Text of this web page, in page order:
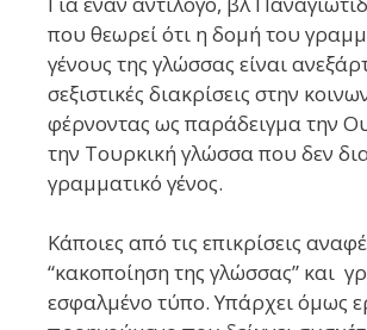
που θεωρεί ότι η δομή του
γένους της γλώσσας είναι
σεξιστικές διακρίσεις στην
φέρνοντας ως παράδειγμα την
την Τουρκική γλώσσα που δεν
γραμματικό γένος.
Κάποιες από τις επικρίσεις
“κακοποίηση της γλώσσας” και
εσφαλμένο τύπο. Υπάρχει όμως